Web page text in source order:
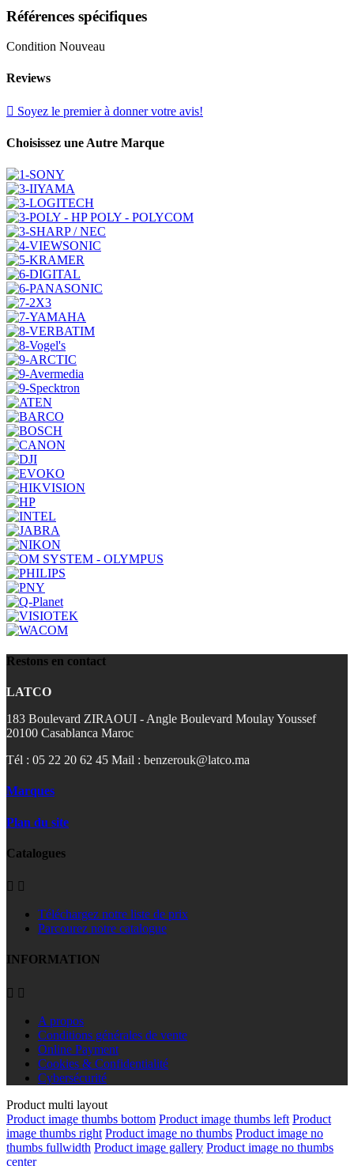
Références spécifiques
Condition Nouveau
Reviews
 Soyez le premier à donner votre avis!
Choisissez une Autre Marque
Restons en contact
LATCO
183 Boulevard ZIRAOUI - Angle Boulevard Moulay Youssef
20100 Casablanca Maroc
Tél : 05 22 20 62 45 Mail : benzerouk@latco.ma
Marques
Plan du site
Catalogues
 
Téléchargez notre liste de prix
Parcourez notre catalogue
INFORMATION
 
A propos
Conditions générales de vente
Online Payment
Cookies & Confidentialité
Cybersécurité
Product multi layout
Product image thumbs bottom Product image thumbs left Product
image thumbs right Product image no thumbs Product image no
thumbs fullwidth Product image gallery Product image no thumbs
center